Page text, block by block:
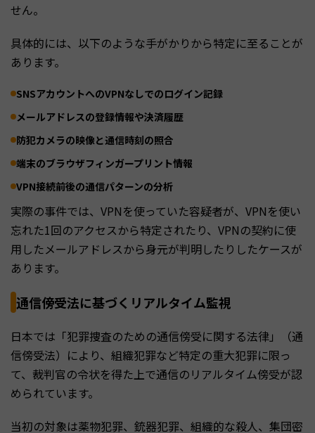
せん。
具体的には、以下のような手がかりから特定に至ることが
あります。
SNSアカウントへのVPNなしでのログイン記録
メールアドレスの登録情報や決済履歴
防犯カメラの映像と通信時刻の照合
端末のブラウザフィンガープリント情報
VPN接続前後の通信パターンの分析
実際の事件では、VPNを使っていた容疑者が、VPNを使い
忘れた1回のアクセスから特定されたり、VPNの契約に使
用したメールアドレスから身元が判明したりしたケースが
あります。
通信傍受法に基づくリアルタイム監視
日本では「犯罪捜査のための通信傍受に関する法律」（通
信傍受法）により、組織犯罪など特定の重大犯罪に限っ
て、裁判官の令状を得た上で通信のリアルタイム傍受が認
められています。
当初の対象は薬物犯罪、銃器犯罪、組織的な殺人、集団密